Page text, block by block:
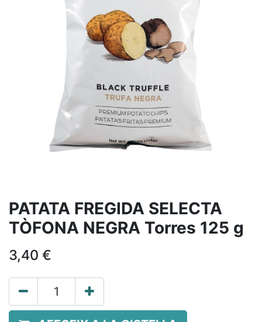
PATATA FREGIDA SELECTA
TÒFONA NEGRA Torres 125 g
3,40 €